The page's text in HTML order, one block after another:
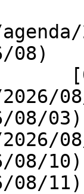
08)
08/
08/
08/